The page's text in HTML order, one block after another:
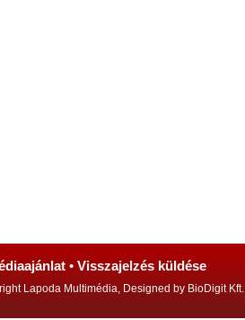
• Visszajelzés küldése
Lapoda Multimédia, Designed by BioDigit Kft.